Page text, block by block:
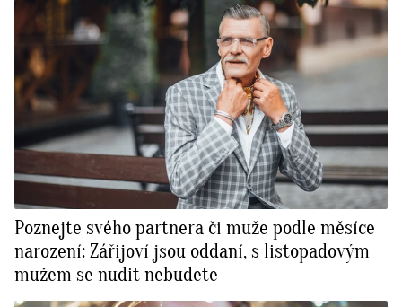
Poznejte svého partnera či muže podle měsíce
narození: Zářijoví jsou oddaní, s listopadovým
mužem se nudit nebudete